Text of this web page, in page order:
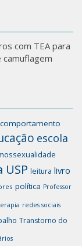
com TEA para
comportamento
escola
USP leitura livro
política Professor
redes sociais
Transtorno do